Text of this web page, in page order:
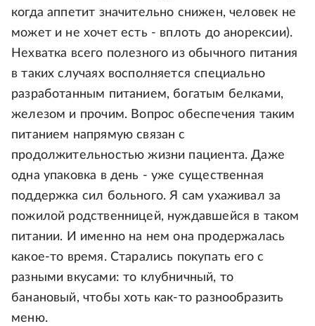
когда аппетит значительно снижен, человек не
может и не хочет есть - вплоть до анорексии).
Нехватка всего полезного из обычного питания
в таких случаях восполняется специально
разработанным питанием, богатым белками,
железом и прочим. Вопрос обеспечения таким
питанием напрямую связан с
продолжительностью жизни пациента. Даже
одна упаковка в день - уже существенная
поддержка сил больного. Я сам ухаживал за
пожилой родственницей, нуждавшейся в таком
питании. И именно на нем она продержалась
какое-то время. Старались покупать его с
разными вкусами: то клубничный, то
банановый, чтобы хоть как-то разнообразить
меню.